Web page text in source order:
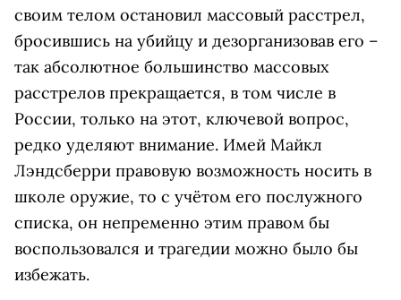
своим телом остановил массовый расстрел,
бросившись на убийцу и дезорганизовав его –
так абсолютное большинство массовых
расстрелов прекращается, в том числе в
России, только на этот, ключевой вопрос,
редко уделяют внимание. Имей Майкл
Лэндсберри правовую возможность носить в
школе оружие, то с учётом его послужного
списка, он непременно этим правом бы
воспользовался и трагедии можно было бы
избежать.